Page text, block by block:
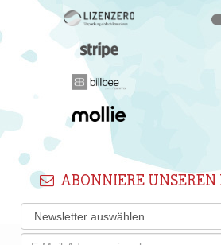
ABONNIERE